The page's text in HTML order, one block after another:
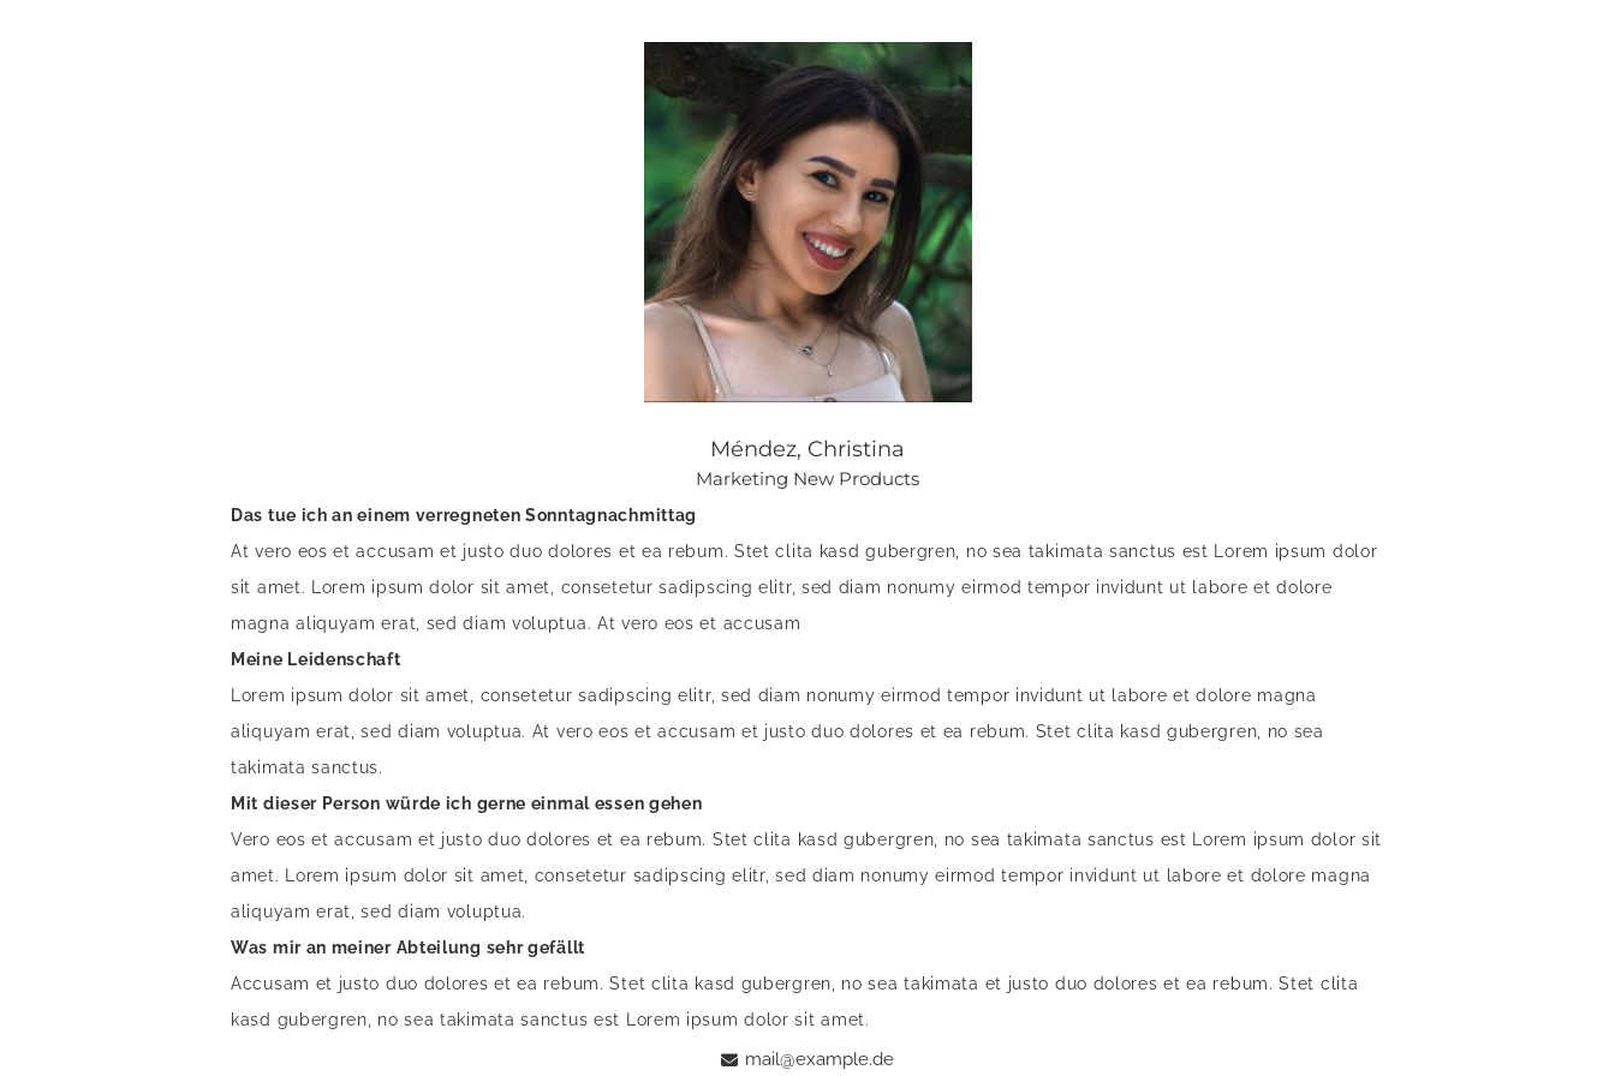
Méndez, Christina
Marketing New Products
mail@example.de
Das tue ich an einem verregneten Sonntagnachmittag
At vero eos et accusam et justo duo dolores et ea rebum. Stet clita kasd gubergren, no sea takimata sanctus est Lorem ipsum dolor
sit amet. Lorem ipsum dolor sit amet, consetetur sadipscing elitr, sed diam nonumy eirmod tempor invidunt ut labore et dolore
magna aliquyam erat, sed diam voluptua. At vero eos et accusam
Meine Leidenschaft
Lorem ipsum dolor sit amet, consetetur sadipscing elitr, sed diam nonumy eirmod tempor invidunt ut labore et dolore magna
aliquyam erat, sed diam voluptua. At vero eos et accusam et justo duo dolores et ea rebum. Stet clita kasd gubergren, no sea
takimata sanctus.
Mit dieser Person würde ich gerne einmal essen gehen
Vero eos et accusam et justo duo dolores et ea rebum. Stet clita kasd gubergren, no sea takimata sanctus est Lorem ipsum dolor sit
amet. Lorem ipsum dolor sit amet, consetetur sadipscing elitr, sed diam nonumy eirmod tempor invidunt ut labore et dolore magna
aliquyam erat, sed diam voluptua.
Was mir an meiner Abteilung sehr gefällt
Accusam et justo duo dolores et ea rebum. Stet clita kasd gubergren, no sea takimata et justo duo dolores et ea rebum. Stet clita
kasd gubergren, no sea takimata sanctus est Lorem ipsum dolor sit amet.